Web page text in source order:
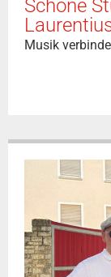
Schöne
Musik